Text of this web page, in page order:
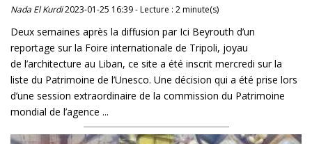
Nada El Kurdi2023-01-25 16:39 - Lecture : 2 minute(s)
Deux semaines après la diffusion par Ici Beyrouth d’un
reportage sur la Foire internationale de Tripoli, joyau
de l’architecture au Liban, ce site a été inscrit mercredi sur la
liste du Patrimoine de l’Unesco. Une décision qui a été prise lors
d’une session extraordinaire de la commission du Patrimoine
mondial de l’agence ...